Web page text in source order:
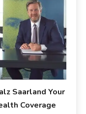
Saarland Your
Coverage